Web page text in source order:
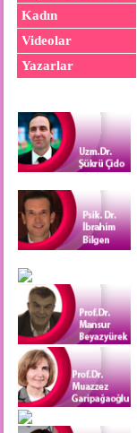
Kadın
Videolar
Yazarlar